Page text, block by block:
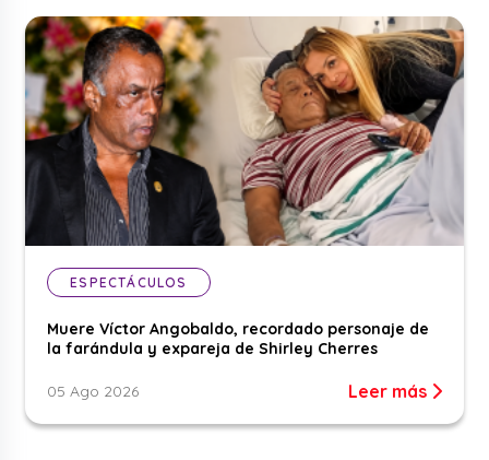
ESPECTÁCULOS
Muere Víctor Angobaldo, recordado personaje de
la farándula y expareja de Shirley Cherres
05 Ago 2026 Leer más